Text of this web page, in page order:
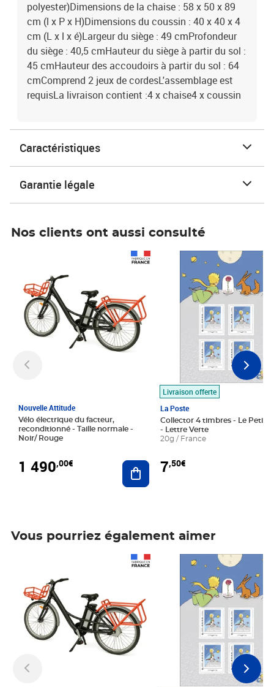
polyester)Dimensions de la chaise : 58 x 50 x 89
cm (l x P x H)Dimensions du coussin : 40 x 40 x 4
cm (L x l x é)Largeur du siège : 49 cmProfondeur
du siège : 40,5 cmHauteur du siège à partir du sol :
45 cmHauteur des accoudoirs à partir du sol : 64
cmComprend 2 jeux de cordesL'assemblage est
requisLa livraison contient :4 x chaise4 x coussin
Caractéristiques
Garantie légale
Nos clients ont aussi consulté
Nouvelle Attitude
Vélo électrique du facteur,
reconditionné - Taille normale -
Noir/ Rouge
1 490,00€ Ajouter au panier
Livraison offerte
La Poste
Collector 4 timbres - Le Petit
- Lettre Verte
20g / France
7,50€
Prix 7,50€
Vous pourriez également aimer
Prix 7,50€